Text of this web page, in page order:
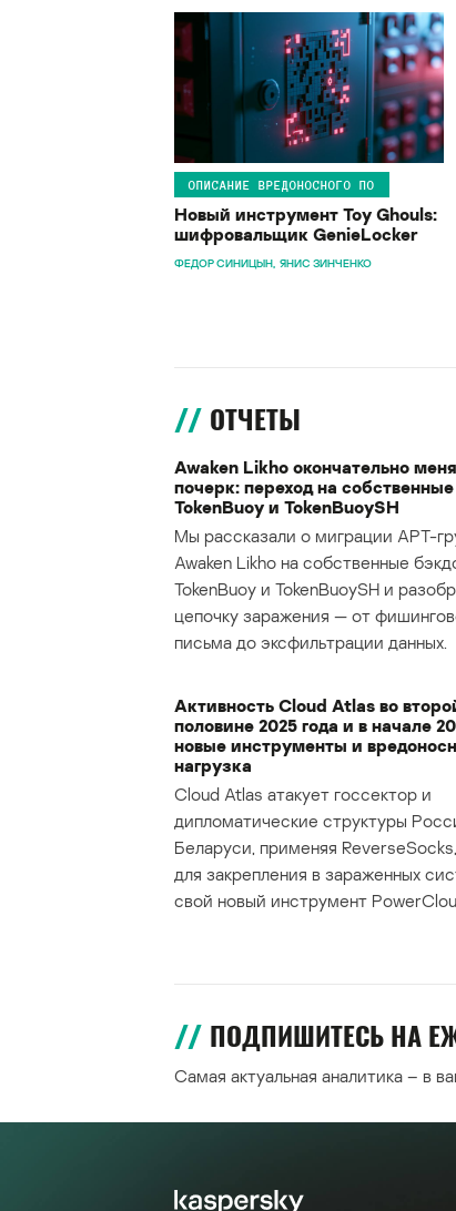
ОПИСАНИЕ ВРЕДОНОСНОГО ПО
Новый инструмент Toy Ghouls:
шифровальщик GenieLocker
ФЕДОР СИНИЦЫН ЯНИС ЗИНЧЕНКО
ОТЧЕТЫ
Awaken Likho окончательно
почерк: переход на
TokenBuoy и TokenBuoySH
Мы рассказали о миграции APT-
Awaken Likho на собственные
TokenBuoy и TokenBuoySH и
цепочку заражения — от
письма до эксфильтрации данных.
Активность Cloud Atlas во
половине 2025 года и в начале
новые инструменты и
нагрузка
Cloud Atlas атакует госсектор и
дипломатические структуры
Беларуси, применяя
для закрепления в зараженных
свой новый инструмент
ПОДПИШИТЕСЬ НА
Самая актуальная аналитика – в